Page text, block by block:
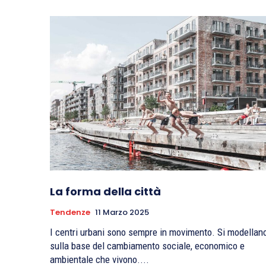
La forma della città
Tendenze 11 Marzo 2025
I centri urbani sono sempre in movimento. Si
sulla base del cambiamento sociale, economico e
ambientale che vivono....